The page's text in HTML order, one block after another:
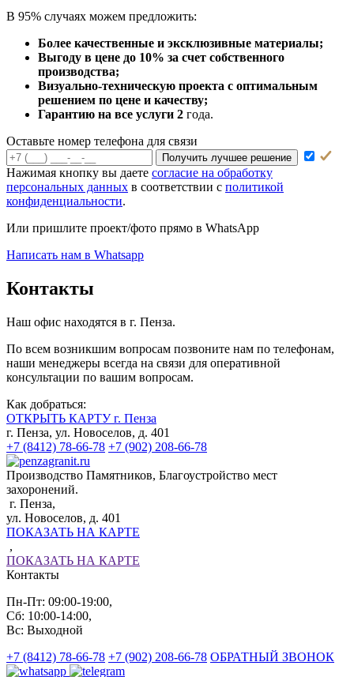
В 95% случаях можем предложить:
Более качественные и эксклюзивные материалы;
Выгоду в цене до 10% за счет собственного
производства;
Визуально-техническую проекта с оптимальным
решением по цене и качеству;
Гарантию на все услуги 2 года.
Оставьте номер телефона для связи
Получить лучшее решение
Нажимая кнопку вы даете согласие на обработку
персональных данных в соответствии с политикой
конфиденциальности.
Или пришлите проект/фото прямо в WhatsApp
Написать нам в Whatsapp
Контакты
Наш офис находятся в г. Пенза.
По всем возникшим вопросам позвоните нам по телефонам,
наши менеджеры всегда на связи для оперативной
консультации по вашим вопросам.
Как добраться:
ОТКРЫТЬ КАРТУ г. Пенза
г. Пенза, ул. Новоселов, д. 401
+7 (8412) 78-66-78 +7 (902) 208-66-78
Производство Памятников, Благоустройство мест
захоронений.
г. Пенза,
ул. Новоселов, д. 401
ПОКАЗАТЬ НА КАРТЕ
,
ПОКАЗАТЬ НА КАРТЕ
Контакты
Пн-Пт: 09:00-19:00,
Сб: 10:00-14:00,
Вс: Выходной
+7 (8412) 78-66-78 +7 (902) 208-66-78 ОБРАТНЫЙ ЗВОНОК